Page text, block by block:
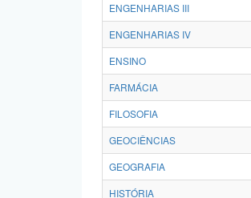
ENGENHARIAS III
ENGENHARIAS IV
ENSINO
FARMÁCIA
FILOSOFIA
GEOCIÊNCIAS
GEOGRAFIA
HISTÓRIA